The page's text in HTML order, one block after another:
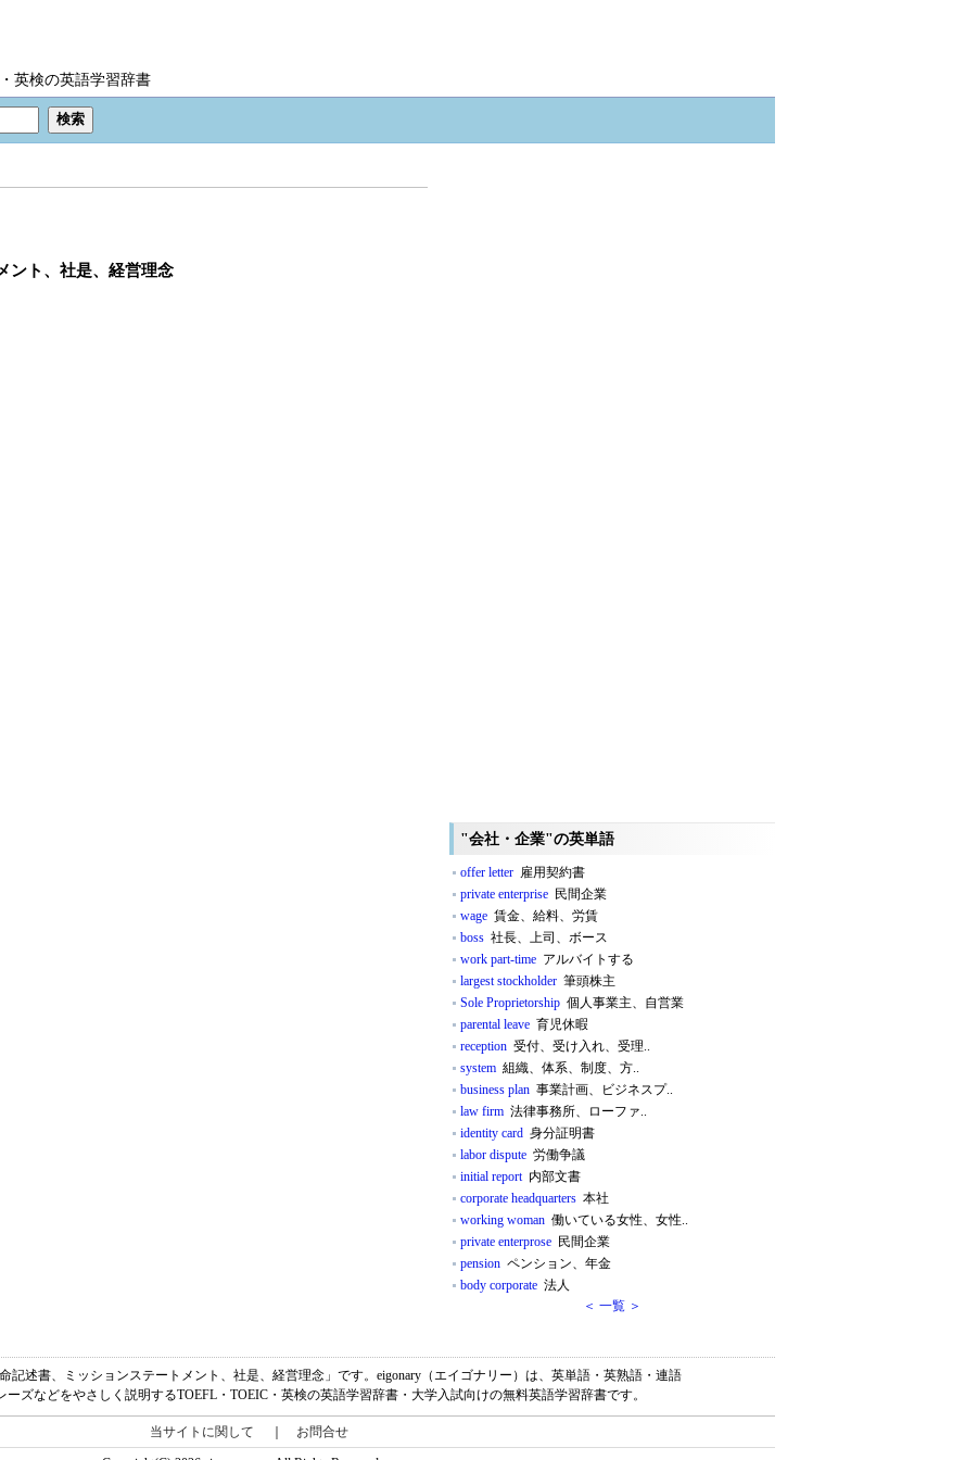
英検の英語学習辞書
ント、社是、経営理念
"会社・企業"の英単語
offer letter 雇用契約書
private enterprise 民間企業
wage 賃金、給料、労賃
boss 社長、上司、ボース
work part-time アルバイトする
largest stockholder 筆頭株主
Sole Proprietorship 個人事業主、自営業
parental leave 育児休暇
reception 受付、受け入れ、受理..
system 組織、体系、制度、方..
business plan 事業計画、ビジネスプ..
law firm 法律事務所、ローファ..
identity card 身分証明書
labor dispute 労働争議
initial report内部文書
corporate headquarters 本社
working woman 働いている女性、女性..
private enterprose 民間企業
pension ペンション、年金
body corporate 法人
＜ 一覧 ＞
命記述書、ミッションステートメント、社是、経営理念」です。eigonary（エイゴナリー）は、英単語・英熟語・連語
ーズなどをやさしく説明するTOEFL・TOEIC・英検の英語学習辞書・大学入試向けの無料英語学習辞書です。
当サイトに関して お問合せ